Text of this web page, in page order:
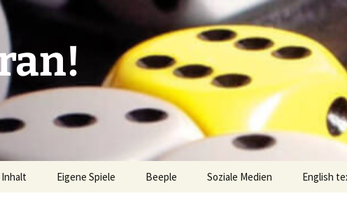
Inhalt Eigene Spiele Beeple Soziale Medien English